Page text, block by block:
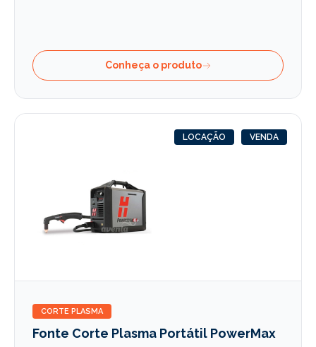
Conheça o produto
LOCAÇÃO VENDA
CORTE PLASMA
Fonte Corte Plasma Portátil PowerMax